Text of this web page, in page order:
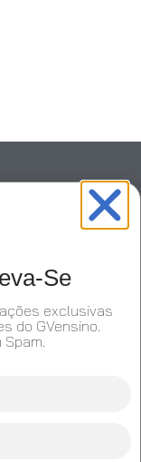
Se
exclusivas
do GVensino.
Spam.